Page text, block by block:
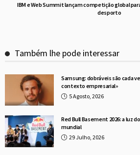
IBM e Web Summit lançam competição global
desporto
Também lhe pode interessar
Samsung: dobráveis são cada
contexto empresarial»
5 Agosto, 2026
Red Bull Basement 2026: a luz
mundial
29 Julho, 2026